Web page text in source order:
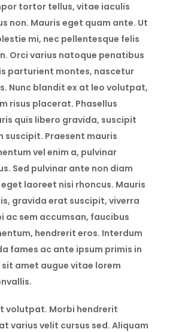
tortor tellus, vitae iaculis
non. Mauris eget quam ante. Ut
mi, nec pellentesque felis
Orci varius natoque penatibus
parturient montes, nascetur
Nunc blandit ex at leo volutpat,
risus placerat. Phasellus
quis libero gravida, suscipit
suscipit. Praesent mauris
vel enim a, pulvinar
Sed pulvinar ante non diam
laoreet nisi rhoncus. Mauris
gravida erat suscipit, viverra
ac sem accumsan, faucibus
hendrerit eros. Interdum
fames ac ante ipsum primis in
amet augue vitae lorem
volutpat. Morbi hendrerit
varius velit cursus sed. Aliquam